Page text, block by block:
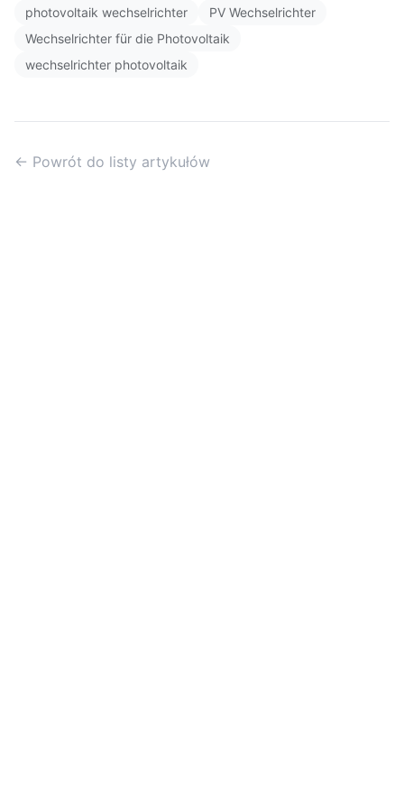
photovoltaik wechselrichter
PV Wechselrichter
Wechselrichter für die Photovoltaik
wechselrichter photovoltaik
← Powrót do listy artykułów